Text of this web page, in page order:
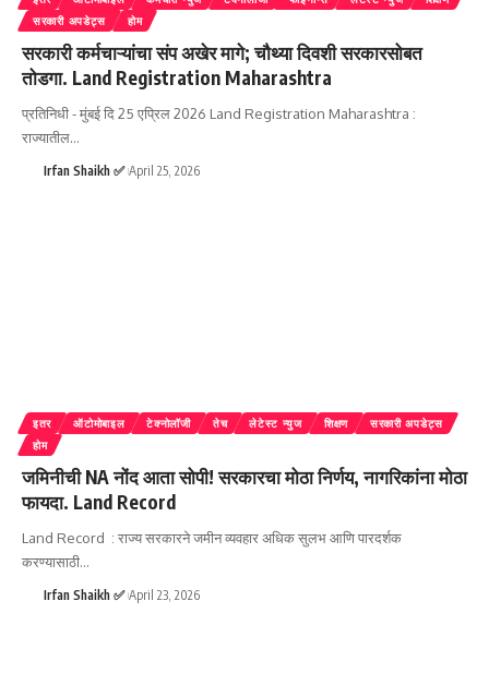
सरकारी अपडेट्स
होम
सरकारी कर्मचाऱ्यांचा संप अखेर मागे; चौथ्या दिवशी सरकारसोबत
तोडगा. Land Registration Maharashtra
प्रतिनिधी - मुंबई दि 25 एप्रिल 2026 Land Registration Maharashtra :
राज्यातील…
Irfan Shaikh ✅ April 25, 2026
इतर ऑटोमोबाइल टेक्नोलॉजी तेच लेटेस्ट न्युज शिक्षण
सरकारी अपडेट्स
होम
जमिनीची NA नोंद आता सोपी! सरकारचा मोठा निर्णय, नागरिकांना मोठा
फायदा. Land Record
Land Record : राज्य सरकारने जमीन व्यवहार अधिक सुलभ आणि पारदर्शक
करण्यासाठी…
Irfan Shaikh ✅ April 23, 2026